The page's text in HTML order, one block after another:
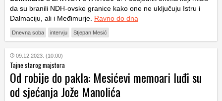
da su branili NDH-ovske granice kako one ne uključuju Istru i
Dalmaciju, ali i Međimurje. Ravno do dna
Dnevna soba intervju Stjepan Mesić
09.12.2023. (10:00)
Tajne starog majstora
Od robije do pakla: Mesićevi memoari luđi su
od sjećanja Jože Manolića